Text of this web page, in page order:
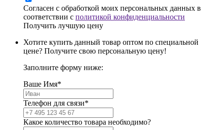
Согласен с обработкой моих персональных данных в
соответствии с политикой конфиденциальности
Получить лучшую цену
Хотите купить данный товар оптом по специальной
цене? Получите свою персональную цену!
Заполните форму ниже:
Ваше Имя*
Телефон для связи*
Какое количество товара необходимо?